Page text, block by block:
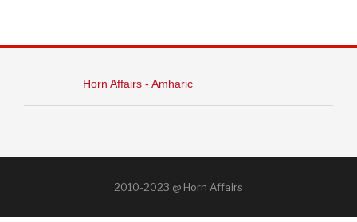
Horn Affairs - Amharic
2010-2023 @ Horn Affairs